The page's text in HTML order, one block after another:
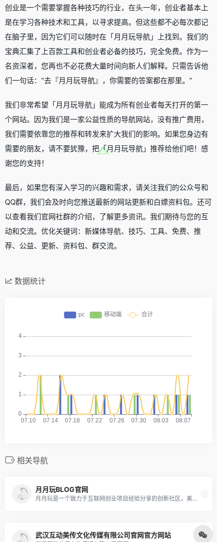
创业是一个需要掌握各种技巧的行业，在头一年，创业者基本上
是在学习各种技术和工具，以寻求提高。但这些都不必每次都记
在脑子里，因为它们可以随时在「月月玩导航」上找到。我们的
宝典汇集了上百款工具和创业者必备的技巧，完全免费。作为一
名资深者，您再也不必花费大量时间向新人们解释。只需告诉他
们一句话：“去『月月玩导航』，你需要的答案都在那里。”
我们非常希望「月月玩导航」能成为所有创业者每天打开的第一
个网站。因为我们是一家公益性质的导航网站，没有推广费用，
我们需要依靠您的推荐和转发来扩大我们的影响。如果您身边有
需要的朋友，请不要犹豫，把「月月玩导航」推荐给他们吧！感
谢您的支持！
最后，如果您有深入学习的兴趣和需求，请关注我们的公众号和
QQ群，我们会及时向您推送最新的网站更新和白嫖资料包。还可
以查看我们官网社群的介绍，了解更多资讯。我们期待与您的互
动和交流。优化关键词：新媒体导航、技巧、工具、免费、推
荐、公益、更新、资料包、群交流。
数据统计
相关导航
月月玩BLOG官网
月月玩是一个致力于互联网创业项目经验分享的创新社区，美传月月会帮助创业者更快的发现资源技术、投资产品及月月微课堂赚钱项目，以互联网营销的方式创造更多的财富价值。
武汉互动美传文化传媒有限公司官网官方网站